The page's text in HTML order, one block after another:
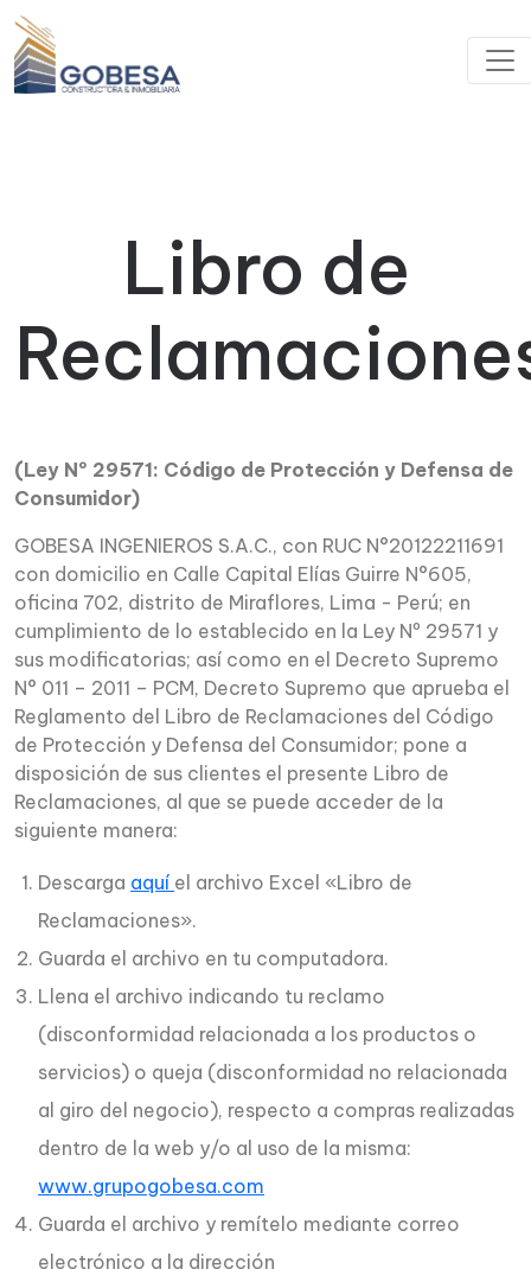
Libro de
(Ley Nº 29571: Código de Protección y Defensa de
Consumidor)
GOBESA INGENIEROS S.A.C., con RUC N°20122211691
con domicilio en Calle Capital Elías Guirre N°605,
oficina 702, distrito de Miraflores, Lima - Perú; en
cumplimiento de lo establecido en la Ley Nº 29571 y
sus modificatorias; así como en el Decreto Supremo
N° 011 – 2011 – PCM, Decreto Supremo que aprueba el
Reglamento del Libro de Reclamaciones del Código
de Protección y Defensa del Consumidor; pone a
disposición de sus clientes el presente Libro de
Reclamaciones, al que se puede acceder de la
siguiente manera:
Descarga aquí el archivo Excel «Libro de
Reclamaciones».
Guarda el archivo en tu computadora.
Llena el archivo indicando tu reclamo
(disconformidad relacionada a los productos o
servicios) o queja (disconformidad no relacionada
al giro del negocio), respecto a compras realizadas
dentro de la web y/o al uso de la misma:
www.grupogobesa.com
Guarda el archivo y remítelo mediante correo
electrónico a la dirección